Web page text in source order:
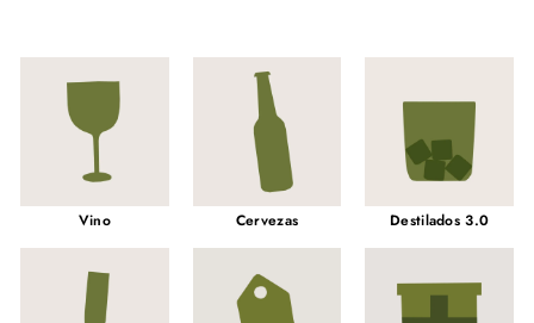
0
0
Vino Cervezas Destilados 3.0